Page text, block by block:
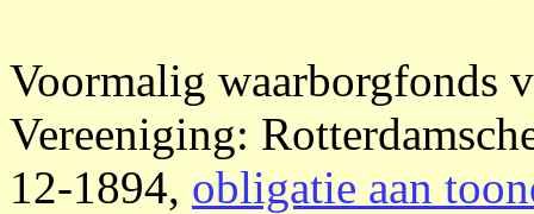
Voormalig waarborgfonds
Vereeniging:
12-1894, obligatie aan